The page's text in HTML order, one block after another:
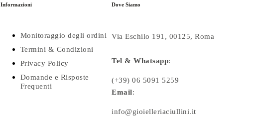
Informazioni
Monitoraggio degli ordini
Termini & Condizioni
Privacy Policy
Domande e Risposte
Frequenti
Dove Siamo
Via Eschilo 191, 00125, Roma
Tel & Whatsapp:
(+39) 06 5091 5259
Email:
info@gioielleriaciullini.it